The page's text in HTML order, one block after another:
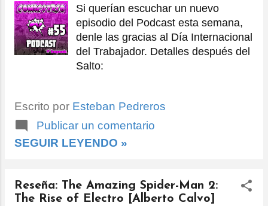
muy respetuosa del personaje y por
lo tanto una buena base para
construir una nueva mitología fílmica
de Spider-Man.
Si querían escuchar un nuevo
episodio del Podcast esta semana,
denle las gracias al Día Internacional
del Trabajador. Detalles después del
Salto:
Escrito por Esteban Pedreros
Publicar un comentario
SEGUIR LEYENDO »
Reseña: The Amazing Spider-Man 2:
The Rise of Electro [Alberto Calvo]